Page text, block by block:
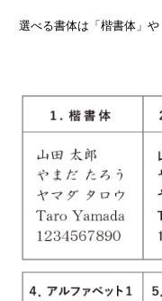
選べる書体は「楷書体」